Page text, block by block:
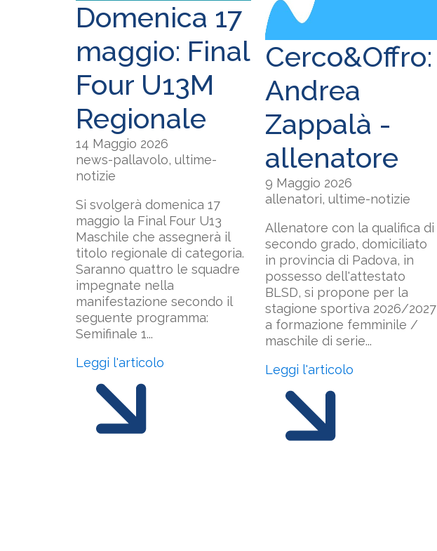
Domenica 17
maggio: Final
Four U13M
Regionale
14 Maggio 2026
news-pallavolo, ultime-
notizie
Si svolgerà domenica 17
maggio la Final Four U13
Maschile che assegnerà il
titolo regionale di categoria.
Saranno quattro le squadre
impegnate nella
manifestazione secondo il
seguente programma:
Semifinale 1...
Leggi l'articolo
Cerco&Offro:
Andrea
Zappalà -
allenatore
9 Maggio 2026
allenatori, ultime-notizie
Allenatore con la qualifica di
secondo grado, domiciliato
in provincia di Padova, in
possesso dell'attestato
BLSD, si propone per la
stagione sportiva 2026/2027
a formazione femminile /
maschile di serie...
Leggi l'articolo